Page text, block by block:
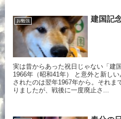
お勉強 建国記
実は昔からあった祝日じゃない「建
1966年（昭和41年） と意外と新し
されたのは翌年1967年から。それま
りましたが、戦後に一度廃止さ...